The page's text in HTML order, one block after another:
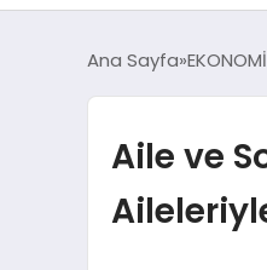
Ana Sayfa EKONOMİ
Aile ve